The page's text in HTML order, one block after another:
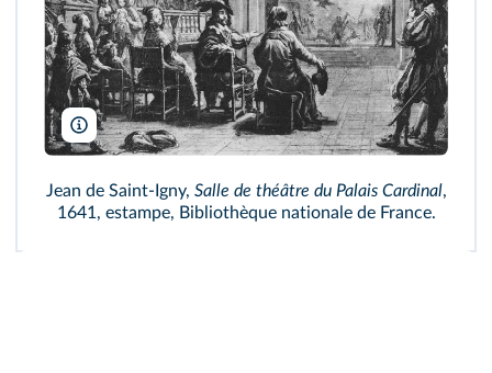
Robert.Allen/Wikimedia
Jean de Saint-Igny, Salle de théâtre du Palais Cardinal,
1641, estampe, Bibliothèque nationale de France.